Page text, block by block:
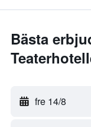
Bästa
fre 14/8